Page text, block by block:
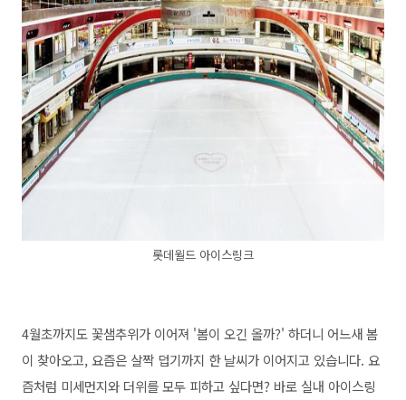
롯데월드 아이스링크
4월초까지도 꽃샘추위가 이어져 '봄이 오긴 올까?' 하더니 어느새 봄
이 찾아오고, 요즘은 살짝 덥기까지 한 날씨가 이어지고 있습니다. 요
즘처럼 미세먼지와 더위를 모두 피하고 싶다면? 바로 실내 아이스링